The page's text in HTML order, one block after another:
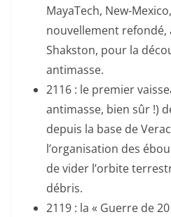
MayaTech, New-
nouvellement refondé,
Shakston, pour la
antimasse.
2116 : le premier
antimasse, bien sûr !)
depuis la base de
l’organisation des
de vider l’orbite
débris.
2119 : la « Guerre de